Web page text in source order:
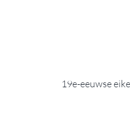
19e-eeuwse